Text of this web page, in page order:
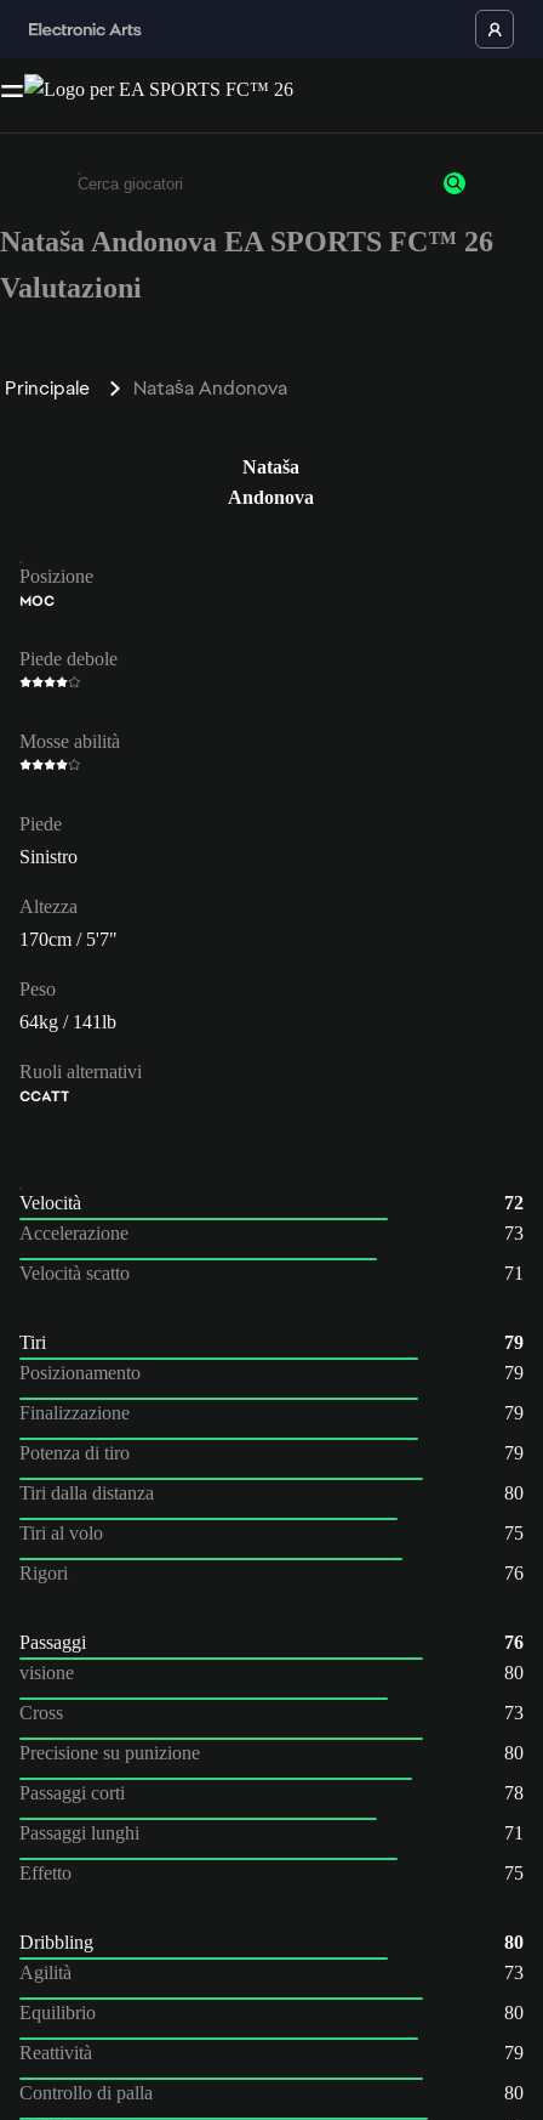
Inserisci un minimo di 3 caratteri o numeri.
Nataša Andonova EA SPORTS FC™ 26
Valutazioni
Principale Nataša Andonova
Nataša
Andonova
Posizione
MOC
Piede debole
Mosse abilità
Piede
Sinistro
Altezza
170cm / 5'7"
Peso
64kg / 141lb
Ruoli alternativi
CCATT
Velocità
72
Accelerazione
73
Velocità scatto
71
Tiri
79
Posizionamento
79
Finalizzazione
79
Potenza di tiro
79
Tiri dalla distanza
80
Tiri al volo
75
Rigori
76
Passaggi
76
visione
80
Cross
73
Precisione su punizione
80
Passaggi corti
78
Passaggi lunghi
71
Effetto
75
Dribbling
80
Agilità
73
Equilibrio
80
Reattività
79
Controllo di palla
80